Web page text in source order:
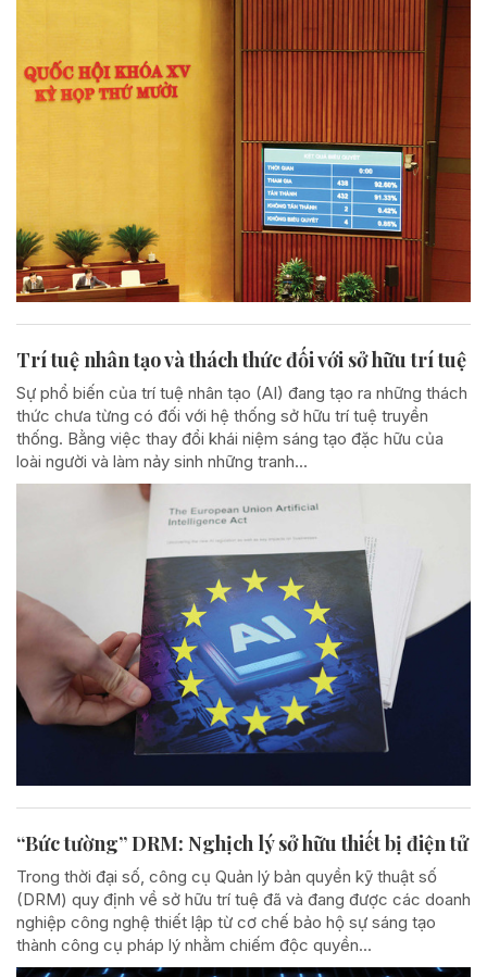
Trí tuệ nhân tạo và thách thức đối với sở hữu trí tuệ
Sự phổ biến của trí tuệ nhân tạo (AI) đang tạo ra những thách
thức chưa từng có đối với hệ thống sở hữu trí tuệ truyền
thống. Bằng việc thay đổi khái niệm sáng tạo đặc hữu của
loài người và làm nảy sinh những tranh...
“Bức tường” DRM: Nghịch lý sở hữu thiết bị điện tử
Trong thời đại số, công cụ Quản lý bản quyền kỹ thuật số
(DRM) quy định về sở hữu trí tuệ đã và đang được các doanh
nghiệp công nghệ thiết lập từ cơ chế bảo hộ sự sáng tạo
thành công cụ pháp lý nhằm chiếm độc quyền...